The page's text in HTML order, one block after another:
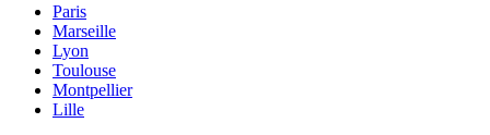
Paris
Marseille
Lyon
Toulouse
Montpellier
Lille